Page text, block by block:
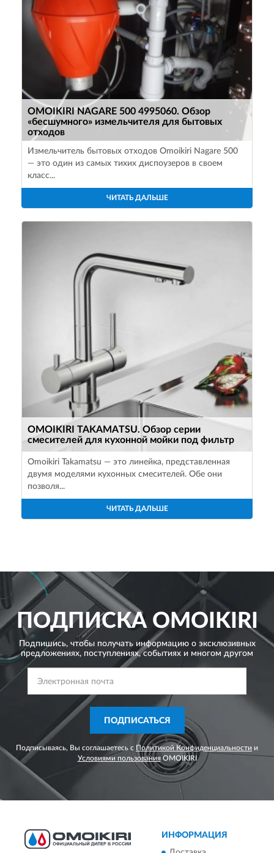
OMOIKIRI NAGARE 500 4995060. Обзор
«бесшумного» измельчителя для бытовых
отходов
Измельчитель бытовых отходов Omoikiri Nagare 500
— это один из самых тихих диспоузеров в своем
класс...
ЧИТАТЬ ДАЛЬШЕ
OMOIKIRI TAKAMATSU. Обзор серии
смесителей для кухонной мойки под фильтр
Omoikiri Takamatsu — это линейка, представленная
двумя моделями кухонных смесителей. Обе они
позволя...
ЧИТАТЬ ДАЛЬШЕ
ПОДПИСКАOMOIKIRI
Подпишись, чтобы получать информацию о эксклюзивных
предложениях, поступлениях, событиях и многом другом
ПОДПИСАТЬСЯ
Подписываясь, Вы соглашаетесь с Политикой Конфиденциальности и
Условиями пользованияOMOIKIRI
ИНФОРМАЦИЯ